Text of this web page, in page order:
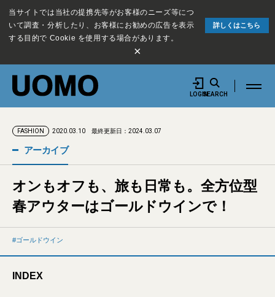
当サイトでは当社の提携先等がお客様のニーズ等につ
いて調査・分析したり、お客様にお勧めの広告を表示
する目的で Cookie を使用する場合があります。
詳しくはこちら
×
LOGINSEARCH
FASHION 2020.03.10 最終更新日：2024.03.07
アーカイブ
オンもオフも、旅も日常も。全方位型
春アウターはゴールドウインで！
ゴールドウイン
INDEX